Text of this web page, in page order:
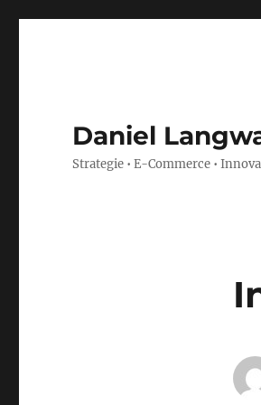
Daniel
Strategie • E-Commerce •